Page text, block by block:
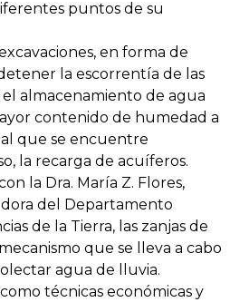
puntos de su
en forma de
la escorrentía de las
el almacenamiento de agua
contenido de humedad a
que se encuentre
la recarga de acuíferos.
Dra. María Z. Flores,
del Departamento
de la Tierra, las zanjas de
que se lleva a cabo
agua de lluvia.
técnicas económicas y